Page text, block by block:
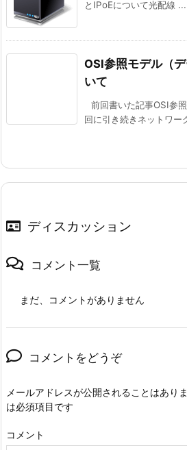
とIPoEについて光配線 ...
OSI参照モデル（
いて
前回書いた記事OSI参
回に引き続きネットワー
ディスカッション
コメント一覧
まだ、コメントがありません
コメントをどうぞ
メールアドレスが公開されることはありま
は必須項目です
コメント